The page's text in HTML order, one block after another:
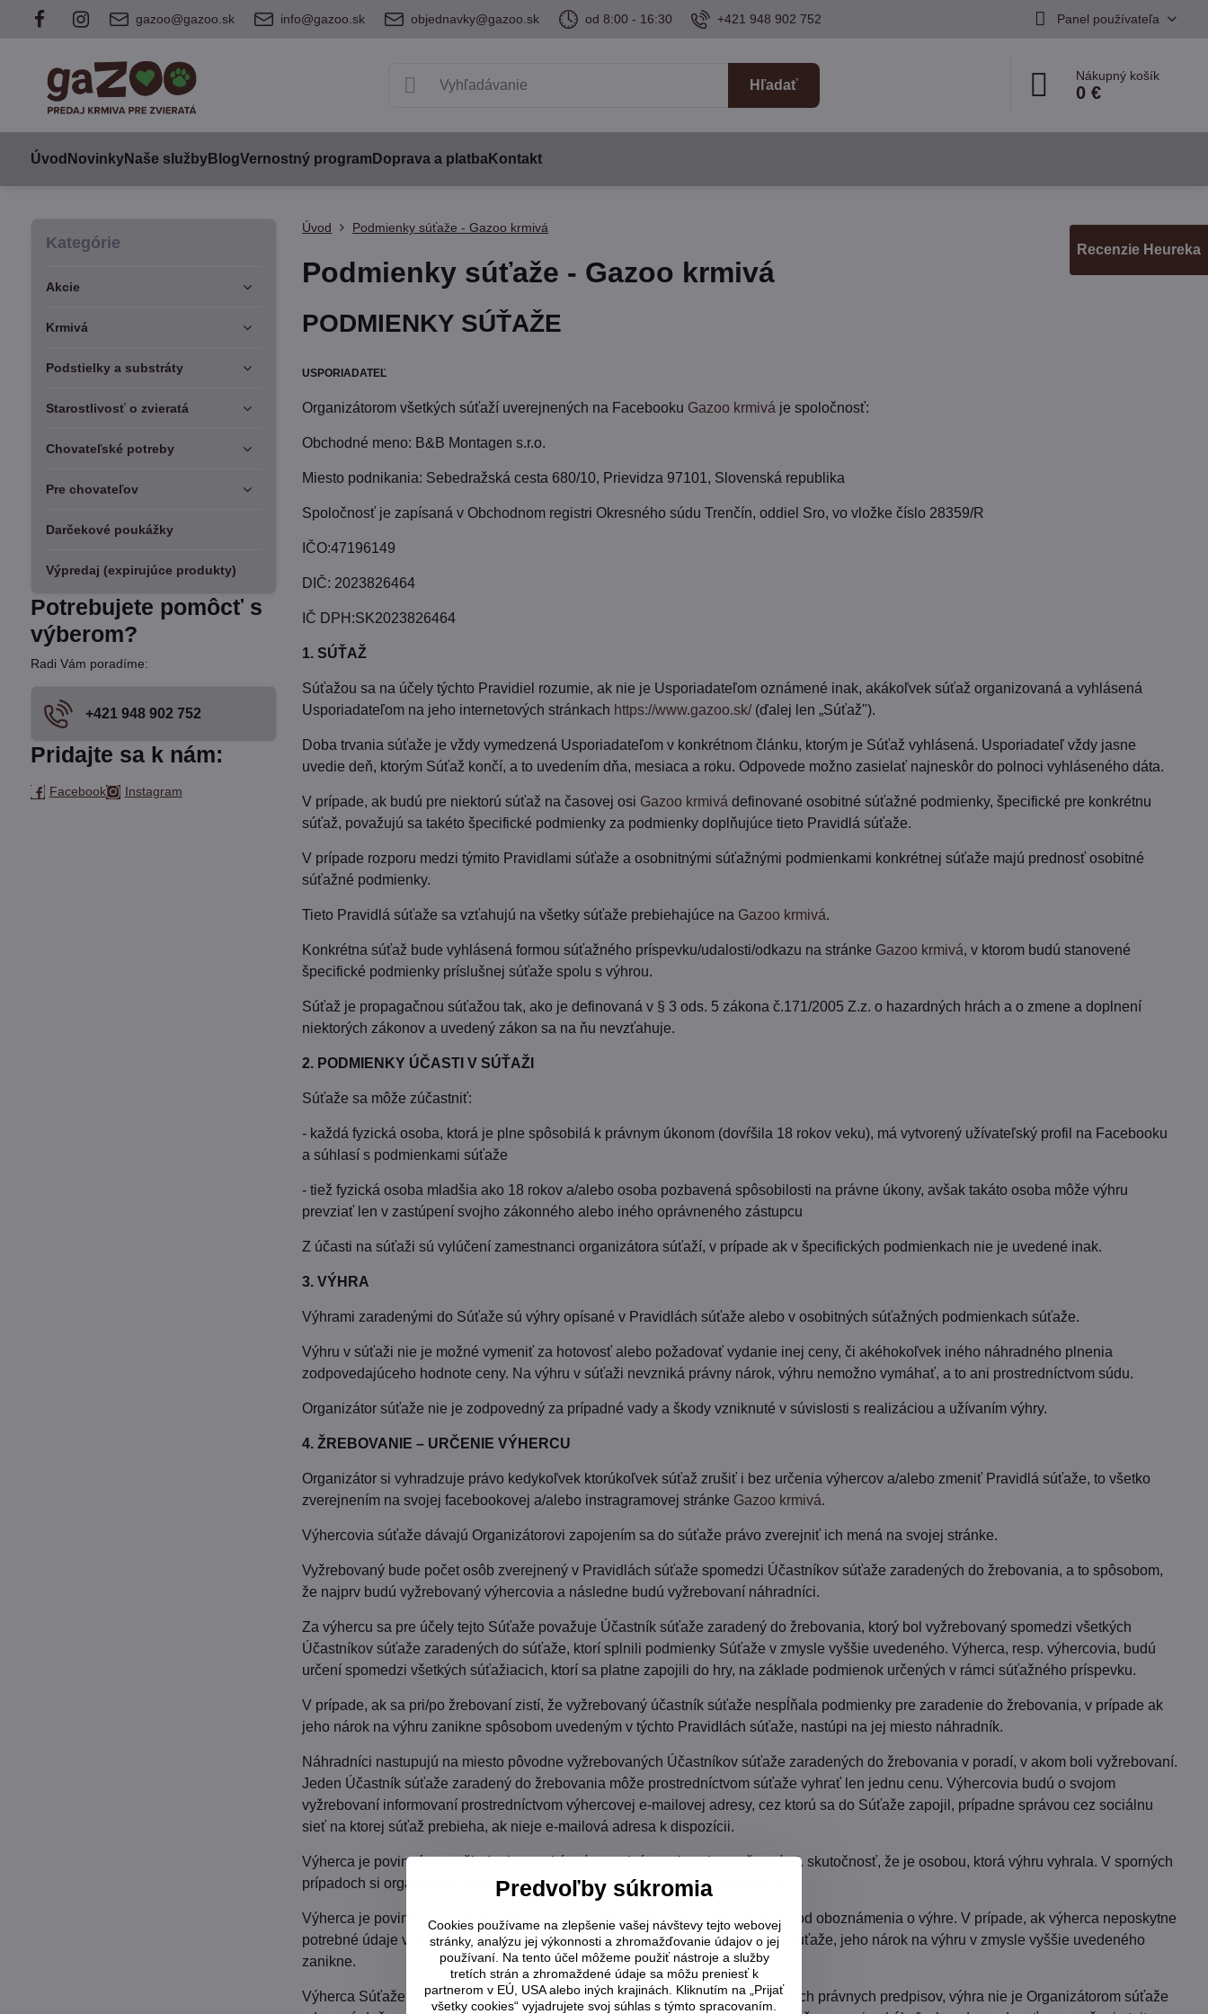
gazoo@gazoo.sk info@gazoo.sk objednavky@gazoo.sk od 8:00 - 16:30 +421 948 902 752 Panel používateľa
Hľadať
Nákupný košík
0 €
Úvod NovinkyNaše službyBlogVernostný program Doprava a platbaKontakt
Úvod Podmienky súťaže - Gazoo krmivá
Podmienky súťaže - Gazoo krmivá
PODMIENKY SÚŤAŽE
USPORIADATEĽ
Organizátorom všetkých súťaží uverejnených na Facebooku Gazoo krmivá je spoločnosť:
Obchodné meno: B&B Montagen s.r.o.
Miesto podnikania: Sebedražská cesta 680/10, Prievidza 97101, Slovenská republika
Spoločnosť je zapísaná v Obchodnom registri Okresného súdu Trenčín, oddiel Sro, vo vložke číslo 28359/R
IČO:47196149
DIČ: 2023826464
IČ DPH:SK2023826464
1. SÚŤAŽ
Súťažou sa na účely týchto Pravidiel rozumie, ak nie je Usporiadateľom oznámené inak, akákoľvek súťaž organizovaná a vyhlásená
Usporiadateľom na jeho internetových stránkach https://www.gazoo.sk/(ďalej len „Súťaž").
Doba trvania súťaže je vždy vymedzená Usporiadateľom v konkrétnom článku, ktorým je Súťaž vyhlásená. Usporiadateľ vždy jasne
uvedie deň, ktorým Súťaž končí, a to uvedením dňa, mesiaca a roku. Odpovede možno zasielať najneskôr do polnoci vyhláseného dáta.
V prípade, ak budú pre niektorú súťaž na časovej osi Gazoo krmivá definované osobitné súťažné podmienky, špecifické pre konkrétnu
súťaž, považujú sa takéto špecifické podmienky za podmienky doplňujúce tieto Pravidlá súťaže.
V prípade rozporu medzi týmito Pravidlami súťaže a osobnitnými súťažnými podmienkami konkrétnej súťaže majú prednosť osobitné
súťažné podmienky.
Tieto Pravidlá súťaže sa vzťahujú na všetky súťaže prebiehajúce na Gazoo krmivá.
Konkrétna súťaž bude vyhlásená formou súťažného príspevku/udalosti/odkazu na stránke Gazoo krmivá, v ktorom budú stanovené
špecifické podmienky príslušnej súťaže spolu s výhrou.
Súťaž je propagačnou súťažou tak, ako je definovaná v § 3 ods. 5 zákona č.171/2005 Z.z. o hazardných hrách a o zmene a doplnení
niektorých zákonov a uvedený zákon sa na ňu nevzťahuje.
2. PODMIENKY ÚČASTI V SÚŤAŽI
Súťaže sa môže zúčastniť:
- každá fyzická osoba, ktorá je plne spôsobilá k právnym úkonom (dovŕšila 18 rokov veku), má vytvorený užívateľský profil na Facebooku
a súhlasí s podmienkami súťaže
- tiež fyzická osoba mladšia ako 18 rokov a/alebo osoba pozbavená spôsobilosti na právne úkony, avšak takáto osoba môže výhru
prevziať len v zastúpení svojho zákonného alebo iného oprávneného zástupcu
Z účasti na súťaži sú vylúčení zamestnanci organizátora súťaží, v prípade ak v špecifických podmienkach nie je uvedené inak.
3. VÝHRA
Výhrami zaradenými do Súťaže sú výhry opísané v Pravidlách súťaže alebo v osobitných súťažných podmienkach súťaže.
Výhru v súťaži nie je možné vymeniť za hotovosť alebo požadovať vydanie inej ceny, či akéhokoľvek iného náhradného plnenia
zodpovedajúceho hodnote ceny. Na výhru v súťaži nevzniká právny nárok, výhru nemožno vymáhať, a to ani prostredníctvom súdu.
Organizátor súťaže nie je zodpovedný za prípadné vady a škody vzniknuté v súvislosti s realizáciou a užívaním výhry.
4. ŽREBOVANIE – URČENIE VÝHERCU
Organizátor si vyhradzuje právo kedykoľvek ktorúkoľvek súťaž zrušiť i bez určenia výhercov a/alebo zmeniť Pravidlá súťaže, to všetko
zverejnením na svojej facebookovej a/alebo instragramovej stránke Gazoo krmivá.
Výhercovia súťaže dávajú Organizátorovi zapojením sa do súťaže právo zverejniť ich mená na svojej stránke.
Vyžrebovaný bude počet osôb zverejnený v Pravidlách súťaže spomedzi Účastníkov súťaže zaradených do žrebovania, a to spôsobom,
že najprv budú vyžrebovaný výhercovia a následne budú vyžrebovaní náhradníci.
Za výhercu sa pre účely tejto Súťaže považuje Účastník súťaže zaradený do žrebovania, ktorý bol vyžrebovaný spomedzi všetkých
Účastníkov súťaže zaradených do súťaže, ktorí splnili podmienky Súťaže v zmysle vyššie uvedeného. Výherca, resp. výhercovia, budú
určení spomedzi všetkých súťažiacich, ktorí sa platne zapojili do hry, na základe podmienok určených v rámci súťažného príspevku.
V prípade, ak sa pri/po žrebovaní zistí, že vyžrebovaný účastník súťaže nespĺňala podmienky pre zaradenie do žrebovania, v prípade ak
jeho nárok na výhru zanikne spôsobom uvedeným v týchto Pravidlách súťaže, nastúpi na jej miesto náhradník.
Náhradníci nastupujú na miesto pôvodne vyžrebovaných Účastníkov súťaže zaradených do žrebovania v poradí, v akom boli vyžrebovaní.
Jeden Účastník súťaže zaradený do žrebovania môže prostredníctvom súťaže vyhrať len jednu cenu. Výhercovia budú o svojom
vyžrebovaní informovaní prostredníctvom výhercovej e-mailovej adresy, cez ktorú sa do Súťaže zapojil, prípadne správou cez sociálnu
sieť na ktorej súťaž prebieha, ak nieje e-mailová adresa k dispozícii.
Výherca je povinný na požiadanie preukázať organizátorovi svoju totožnosť, t.j. skutočnosť, že je osobou, ktorá výhru vyhrala. V sporných
prípadoch si organizátor vyhradzuje právo rozhodnúť s konečnou platnosťou.
Výherca je povinný poskytnúť údaje pre odovzdanie/doručenie výhry do 5 dní od oboznámenia o výhre. V prípade, ak výherca neposkytne
potrebné údaje v určenej lehote a/alebo nebude súhlasiť s týmito Pravidlami súťaže, jeho nárok na výhru v zmysle vyššie uvedeného
zanikne.
Výherca Súťaže zodpovedá za skutočnosť, že výhru riadne zdaní podľa platných právnych predpisov, výhra nie je Organizátorom súťaže
Kategórie
Akcie
Krmivá
Podstielky a substráty
Starostlivosť o zvieratá
Chovateľské potreby
Pre chovateľov
Darčekové poukážky
Výpredaj (expirujúce produkty)
Potrebujete pomôcť s
výberom?
Radi Vám poradíme:
+421 948 902 752
Pridajte sa k nám:
Facebook Instagram
Recenzie Heureka
Predvoľby súkromia
Cookies používame na zlepšenie vašej návštevy tejto webovej
stránky, analýzu jej výkonnosti a zhromažďovanie údajov o jej
používaní. Na tento účel môžeme použiť nástroje a služby
tretích strán a zhromaždené údaje sa môžu preniesť k
partnerom v EÚ, USA alebo iných krajinách. Kliknutím na „Prijať
všetky cookies“ vyjadrujete svoj súhlas s týmto spracovaním.